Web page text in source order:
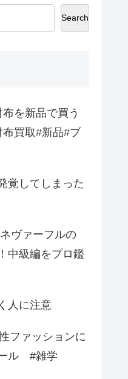
Search
を新品で買う
買取#新品#ブ
覚してしまった
ヴァーフルの
中級編をプロ鑑
人に注意
ファッションに
ル #雑学